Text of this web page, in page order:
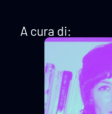
A cura di: